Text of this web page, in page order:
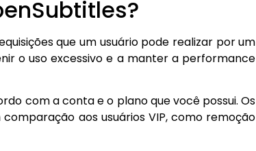
que um usuário pode realizar por um
o uso excessivo e a manter a performance
com a conta e o plano que você possui. Os
aos usuários VIP, como remoção